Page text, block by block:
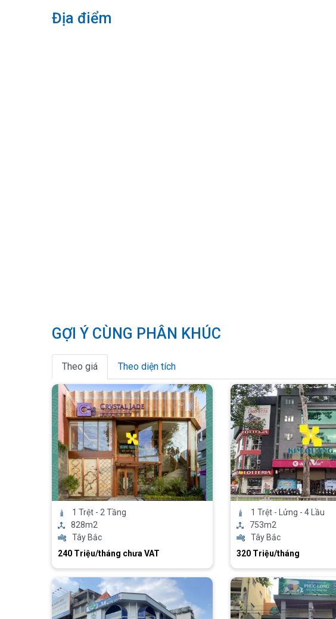
Địa điểm
GỢI Ý CÙNG PHÂN KHÚC
Theo giá Theo diện tích
1 Trệt - 2 Tầng
828m2
Tây Bắc
240 Triệu/tháng chưa VAT
1 Trệt - Lửng - 4 Lầu
753m2
Tây Bắc
320 Triệu/tháng